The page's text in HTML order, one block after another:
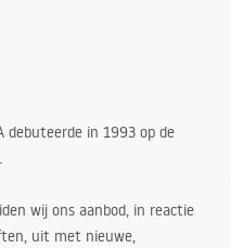
debuteerde in 1993 op de
wij ons aanbod, in reactie
uit met nieuwe,